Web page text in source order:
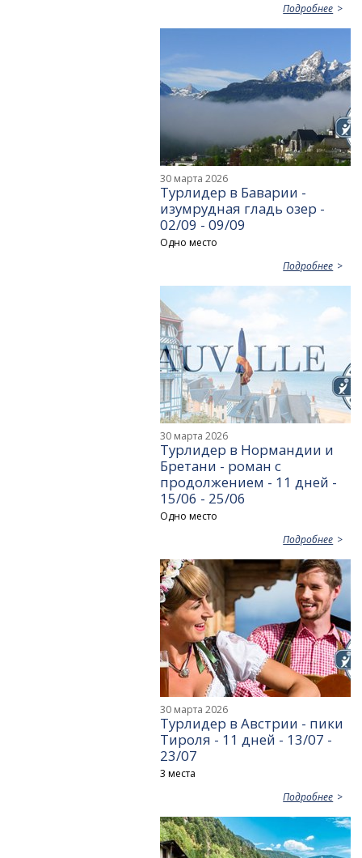
Подробнее
30 марта 2026
Турлидер в Баварии -
изумрудная гладь озер -
02/09 - 09/09
Одно место
Подробнее
30 марта 2026
Турлидер в Нормандии и
Бретани - роман с
продолжением - 11 дней -
15/06 - 25/06
Одно место
Подробнее
30 марта 2026
Турлидер в Австрии - пики
Тироля - 11 дней - 13/07 -
23/07
3 места
Подробнее